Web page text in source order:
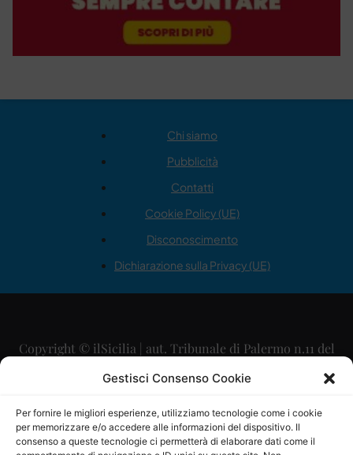
Gestisci Consenso Cookie
Per fornire le migliori esperienze, utilizziamo tecnologie come i cookie
per memorizzare e/o accedere alle informazioni del dispositivo. Il
consenso a queste tecnologie ci permetterà di elaborare dati come il
Chi siamo
Pubblicità
Contatti
Cookie Policy (UE)
Disconoscimento
Dichiarazione sulla Privacy (UE)
Copyright © ilSicilia | aut. Tribunale di Palermo n.11 del
29/09/2015
Direttore Editoriale: Maurizio Scaglione